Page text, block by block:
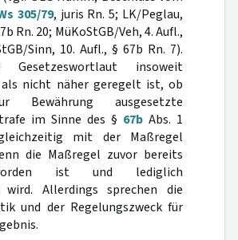
305/79, juris Rn. 5; LK/Peglau,
Rn. 20; MüKoStGB/Veh, 4. Aufl.,
Sinn, 10. Aufl., § 67b Rn. 7).
insoweit
als nicht näher geregelt ist, ob
ausgesetzte
im Sinne des § 67b Abs. 1
mit der Maßregel
die Maßregel zuvor bereits
ist und lediglich
wird. Allerdings sprechen die
und der Regelungszweck für